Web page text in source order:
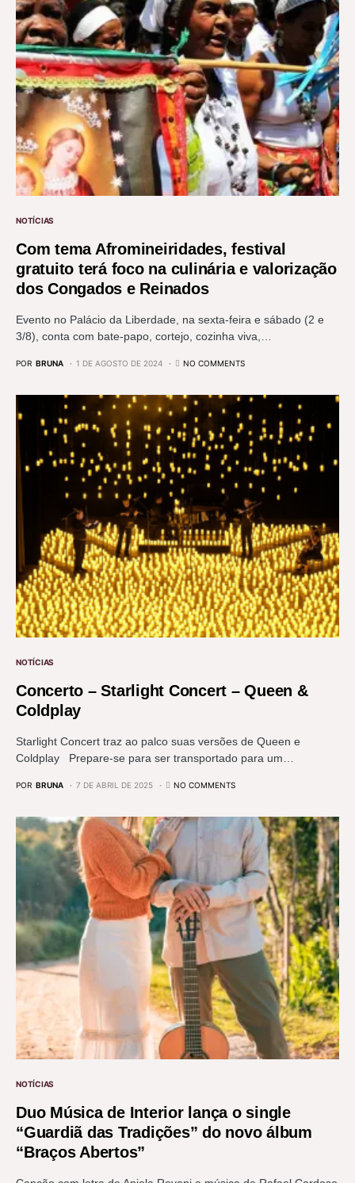
NOTÍCIAS
Com tema Afromineiridades, festival
gratuito terá foco na culinária e valorização
dos Congados e Reinados
Evento no Palácio da Liberdade, na sexta-feira e sábado (2 e
3/8), conta com bate-papo, cortejo, cozinha viva,…
POR BRUNA 1 DE AGOSTO DE 2024 NO COMMENTS
NOTÍCIAS
Concerto – Starlight Concert – Queen &
Coldplay
Starlight Concert traz ao palco suas versões de Queen e
Coldplay Prepare-se para ser transportado para um…
POR BRUNA 7 DE ABRIL DE 2025 NO COMMENTS
NOTÍCIAS
Duo Música de Interior lança o single
“Guardiã das Tradições” do novo álbum
“Braços Abertos”